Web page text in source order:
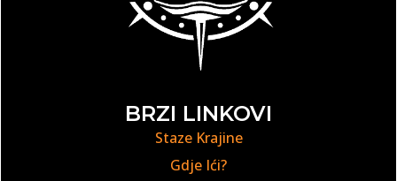
BRZI LINKOVI
Staze Krajine
Gdje Ići?